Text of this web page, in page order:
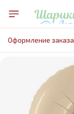
Оформление заказа